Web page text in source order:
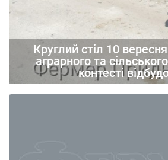
Круглий стіл 10
аграрного та
контесті